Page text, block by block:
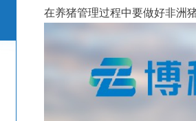
在养猪管理过程中要做好非洲